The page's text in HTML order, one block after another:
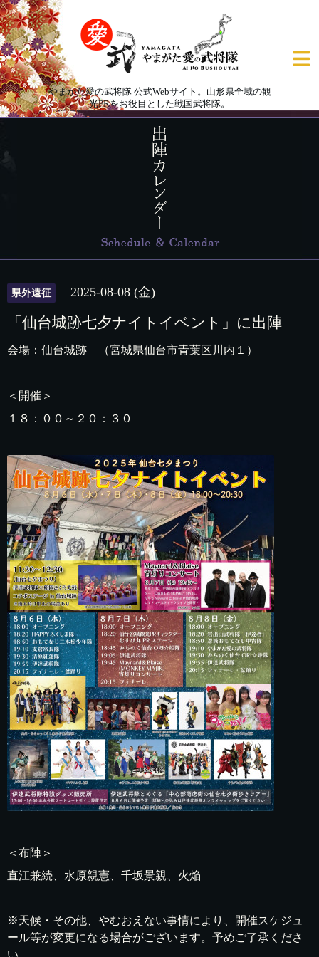
やまがた愛の武将隊 公式Webサイト。山形県全域の観
光PRをお役目とした戦国武将隊。
県外遠征 2025-08-08 (金)
「仙台城跡七夕ナイトイベント」に出陣
会場：仙台城跡 （宮城県仙台市青葉区川内１）
＜開催＞
１８：００～２０：３０
＜布陣＞
直江兼続、水原親憲、千坂景親、火焔
※天候・その他、やむおえない事情により、開催スケジュ
ール等が変更になる場合がございます。予めご了承くださ